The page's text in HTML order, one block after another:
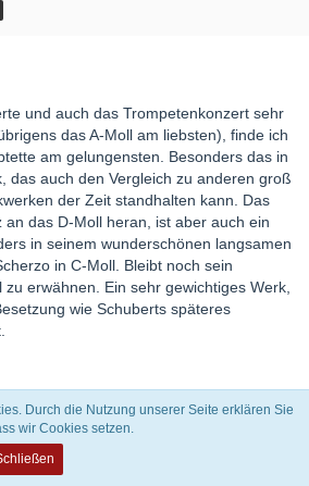
und auch das Trompetenkonzert sehr
das A-Moll am liebsten), finde ich
am gelungensten. Besonders das in
das auch den Vergleich zu anderen groß
der Zeit standhalten kann. Das
das D-Moll heran, ist aber auch ein
in seinem wunderschönen langsamen
in C-Moll. Bleibt noch sein
erwähnen. Ein sehr gewichtiges Werk,
wie Schuberts späteres
Durch die Nutzung unserer Seite erklären Sie
wir Cookies setzen.